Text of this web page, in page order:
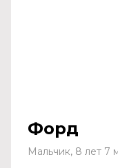
Форд
Мальчик, 8 лет 7